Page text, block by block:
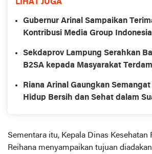
LIHAT JUGA
Gubernur Arinal Sampaikan
Kontribusi Media Group
Sekdaprov Lampung Serahkan
B2SA kepada Masyarakat
Riana Arinal Gaungkan
Hidup Bersih dan Sehat dalam
Sementara itu, Kepala Dinas
Reihana menyampaikan tujuan